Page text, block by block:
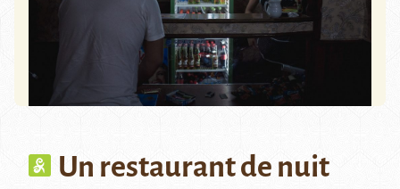
Un restaurant de nuit